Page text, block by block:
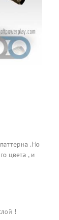
.Но
цвета , и
!